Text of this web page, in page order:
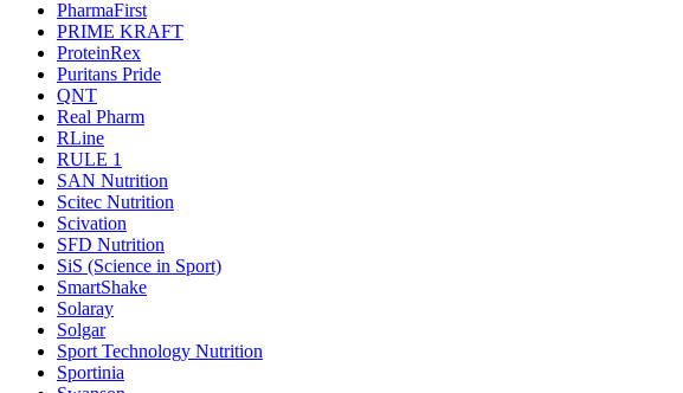
PharmaFirst
PRIME KRAFT
ProteinRex
Puritans Pride
QNT
Real Pharm
RLine
RULE 1
SAN Nutrition
Scitec Nutrition
Scivation
SFD Nutrition
SiS (Science in Sport)
SmartShake
Solaray
Solgar
Sport Technology Nutrition
Sportinia